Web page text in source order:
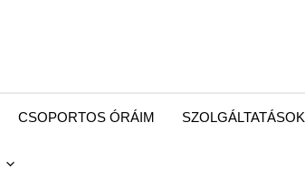
CSOPORTOS ÓRÁIM SZOLGÁLTATÁSOK